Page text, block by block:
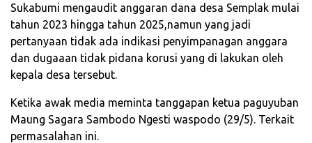
Sukabumi mengaudit anggaran dana desa Semplak mulai
tahun 2023 hingga tahun 2025,namun yang jadi
pertanyaan tidak ada indikasi penyimpanagan anggara
dan dugaaan tidak pidana korusi yang di lakukan oleh
kepala desa tersebut.
Ketika awak media meminta tanggapan ketua paguyuban
Maung Sagara Sambodo Ngesti waspodo (29/5). Terkait
permasalahan ini.